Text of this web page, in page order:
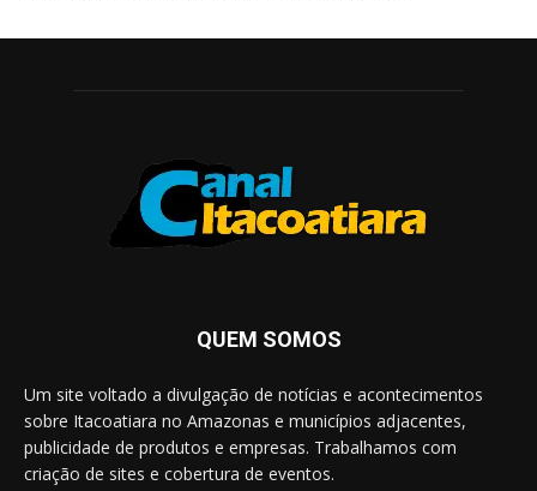
QUEM SOMOS
Um site voltado a divulgação de notícias e acontecimentos
sobre Itacoatiara no Amazonas e municípios adjacentes,
publicidade de produtos e empresas. Trabalhamos com
criação de sites e cobertura de eventos.